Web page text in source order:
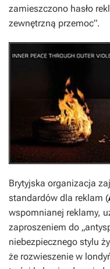
zamieszczono hasło
zewnętrzną przemoc”.
Brytyjska organizacja
standardów dla reklam (
wspomnianej reklamy,
zaproszeniem do
niebezpiecznego stylu
że rozwieszenie w